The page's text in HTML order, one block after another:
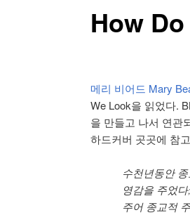
How
메리 비어드 Mary
We Look을 읽었다.
을 만들고 나서 연관
하드커버 곳곳에 참
수천년동안
영감을 주었
주어 종교적